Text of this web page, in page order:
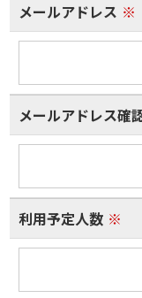
メールアドレス ※
メールアドレス確
利用予定人数 ※